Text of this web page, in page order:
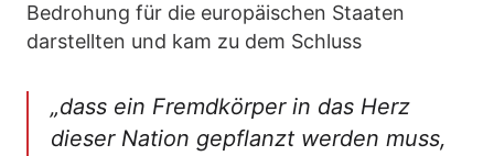
Bedrohung für die europäischen Staaten
darstellten und kam zu dem Schluss
„dass ein Fremdkörper in das Herz
dieser Nation gepflanzt werden muss,